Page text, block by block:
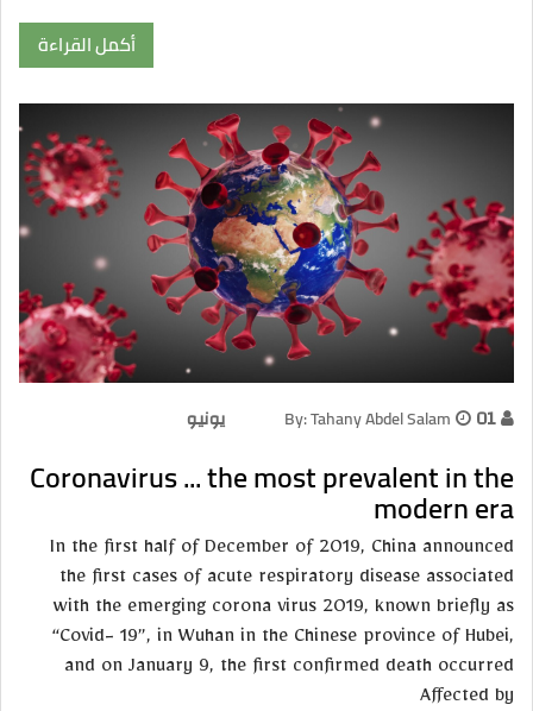
أكمل القراءة
By: Tahany Abdel Salam 01 يونيو
Coronavirus ... the most prevalent in the
modern era
In the first half of December of 2019, China announced
the first cases of acute respiratory disease associated
with the emerging corona virus 2019, known briefly as
“Covid- 19”, in Wuhan in the Chinese province of Hubei,
and on January 9, the first confirmed death occurred
Affected by